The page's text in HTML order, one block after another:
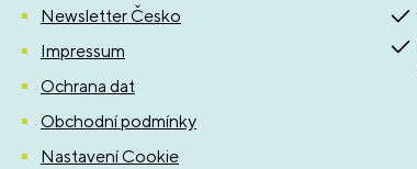
Newsletter Česko
Impressum
Ochrana dat
Obchodní podmínky
Nastavení Cookie